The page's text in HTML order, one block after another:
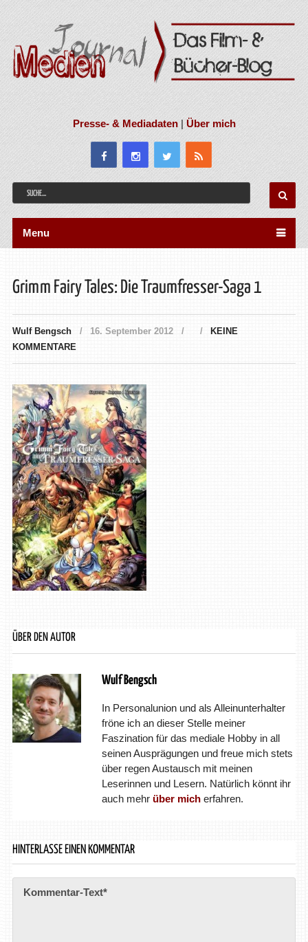
Presse- & Mediadaten|Über mich
Menu
Grimm Fairy Tales: Die Traumfresser-Saga 1
Wulf Bengsch 16. September 2012
KEINE
KOMMENTARE
ÜBER DEN AUTOR
Wulf Bengsch
In Personalunion und als Alleinunterhalter
fröne ich an dieser Stelle meiner
Faszination für das mediale Hobby in all
seinen Ausprägungen und freue mich stets
über regen Austausch mit meinen
Leserinnen und Lesern. Natürlich könnt ihr
auch mehr über micherfahren.
HINTERLASSE EINEN KOMMENTAR